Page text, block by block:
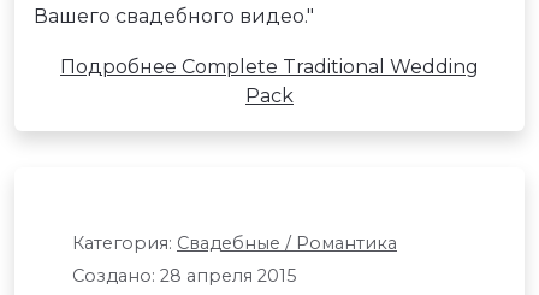
Вашего свадебного видео."
Подробнее Complete Traditional Wedding
Pack
Категория: Свадебные / Романтика
Создано: 28 апреля 2015